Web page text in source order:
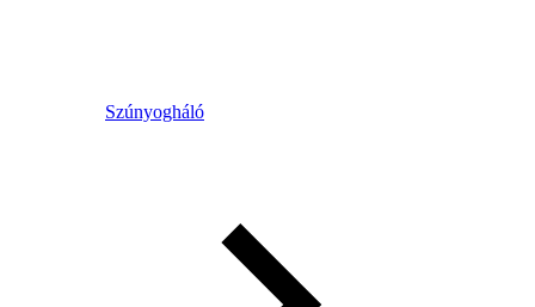
Szúnyogháló